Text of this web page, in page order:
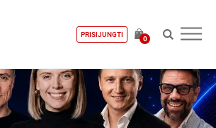
PRISIJUNGTI
0